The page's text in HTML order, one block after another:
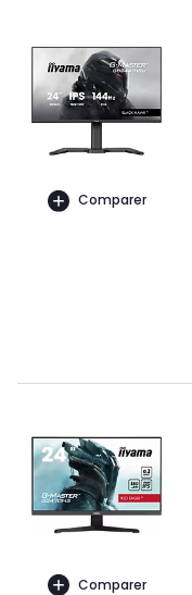
Comparer
Comparer